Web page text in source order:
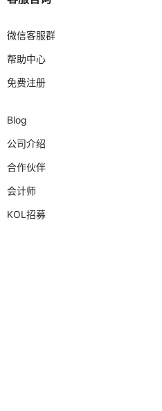
微信客服群
帮助中心
免费注册
Blog
公司介绍
合作伙伴
会计师
KOL招募